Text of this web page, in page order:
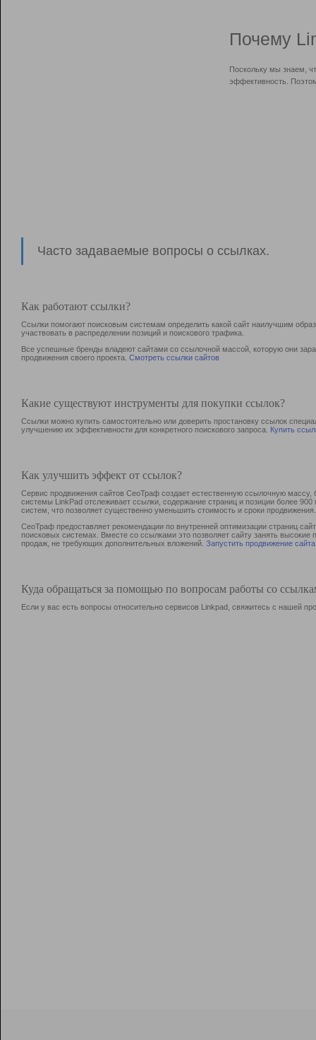
Почему
Поскольку мы знаем,
эффективность.
Часто задаваемые вопросы о ссылках.
Как работают ссылки?
Ссылки помогают поисковым системам определить какой сайт наилучшим
участвовать в раcпределении позиций и поискового трафика.
Все успешные бренды владеют сайтами со ссылочной массой, которую они
продвижения своего проекта. Смотреть ссылки сайтов
Какие существуют инструменты для покупки ссылок?
Ссылки можно купить самостоятельно или доверить простановку ссылок
улучшению их эффективности для конкретного поискового запроса. Купить
Как улучшить эффект от ссылок?
Сервис продвижения сайтов СеоТраф создает естественную ссылочную
системы LinkPad отслеживает ссылки, содержание страниц и позиции более
систем, что позволяет существенно уменьшить стоимость и сроки продвижения.
СеоТраф предоставляет рекомендации по внутренней оптимизации страниц
поисковых системах. Вместе со ссылками это позволяет сайту занять
продаж, не требующих дополнительных вложений. Запустить продвижение сайта
Куда обращаться за помощью по вопросам работы со
Если у вас есть вопросы относительно сервисов Linkpad, свяжитесь с нашей